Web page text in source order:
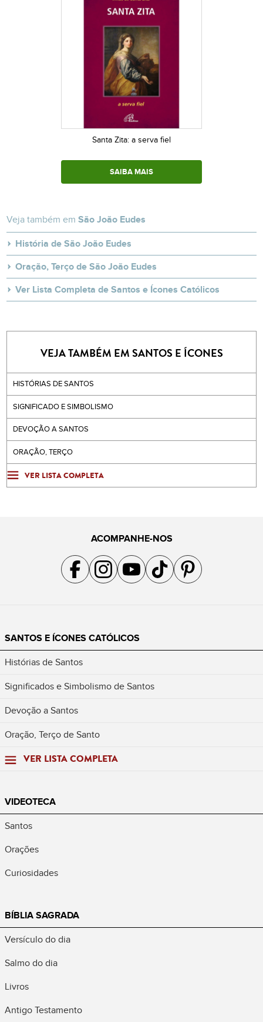
Santa Zita: a serva fiel
SAIBA MAIS
Veja também emSão João Eudes
História de São João Eudes
Oração, Terço de São João Eudes
Ver Lista Completa de Santos e Ícones Católicos
VEJA TAMBÉM EM SANTOS E ÍCONES
HISTÓRIAS DE SANTOS
SIGNIFICADO E SIMBOLISMO
DEVOÇÃO A SANTOS
ORAÇÃO, TERÇO
VER LISTA COMPLETA
ACOMPANHE-NOS
Acompanhe a gente no Facebook
Acompanhe a gente no Instagram
Acompanhe a gente no YouTube
Acompanhe a gente no TikTok
Acompanhe a gente no
SANTOS E ÍCONES CATÓLICOS
Histórias de Santos
Significados e Simbolismo de Santos
Devoção a Santos
Oração, Terço de Santo
VER LISTA COMPLETA
VIDEOTECA
Santos
Orações
Curiosidades
BÍBLIA SAGRADA
Versículo do dia
Salmo do dia
Livros
Antigo Testamento